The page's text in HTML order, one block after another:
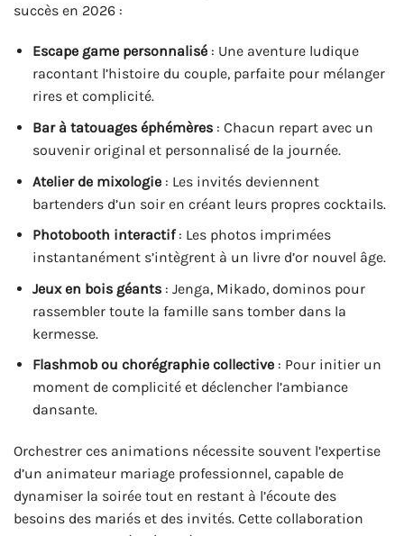
succès en 2026 :
Escape game personnalisé: Une aventure ludique
racontant l’histoire du couple, parfaite pour mélanger
rires et complicité.
Bar à tatouages éphémères: Chacun repart avec un
souvenir original et personnalisé de la journée.
Atelier de mixologie: Les invités deviennent
bartenders d’un soir en créant leurs propres cocktails.
Photobooth interactif: Les photos imprimées
instantanément s’intègrent à un livre d’or nouvel âge.
Jeux en bois géants: Jenga, Mikado, dominos pour
rassembler toute la famille sans tomber dans la
kermesse.
Flashmob ou chorégraphie collective: Pour initier un
moment de complicité et déclencher l’ambiance
dansante.
Orchestrer ces animations nécessite souvent l’expertise
d’un animateur mariage professionnel, capable de
dynamiser la soirée tout en restant à l’écoute des
besoins des mariés et des invités. Cette collaboration